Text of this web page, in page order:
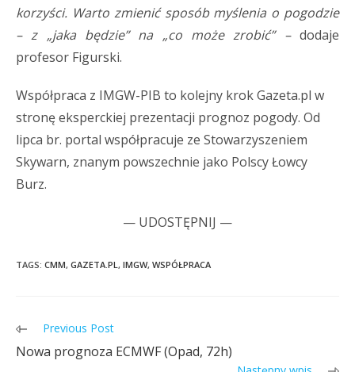
korzyści. Warto zmienić sposób myślenia o pogodzie
– z „jaka będzie” na „co może zrobić” –dodaje
profesor Figurski.
Współpraca z IMGW-PIB to kolejny krok Gazeta.pl w
stronę eksperckiej prezentacji prognoz pogody. Od
lipca br. portal współpracuje ze Stowarzyszeniem
Skywarn, znanym powszechnie jako Polscy Łowcy
Burz.
— UDOSTĘPNIJ —
TAGS: CMM, GAZETA.PL , IMGW, WSPÓŁPRACA
Previous Post
Nowa prognoza ECMWF (Opad, 72h)